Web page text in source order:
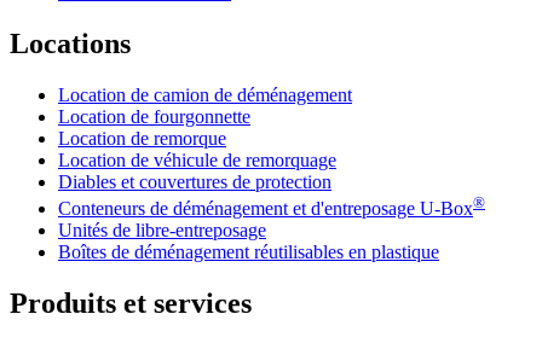
Locations
Location de camion de déménagement
Location de fourgonnette
Location de remorque
Location de véhicule de remorquage
Diables et couvertures de protection
Conteneurs de déménagement et d'entreposage U-Box®
Unités de libre-entreposage
Boîtes de déménagement réutilisables en plastique
Produits et services